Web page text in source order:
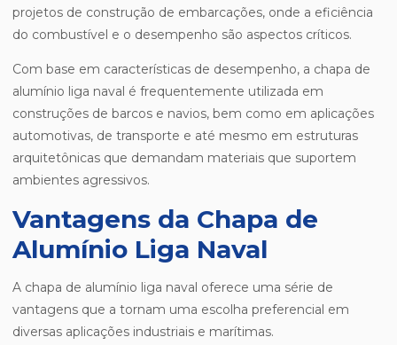
projetos de construção de embarcações, onde a eficiência
do combustível e o desempenho são aspectos críticos.
Com base em características de desempenho, a chapa de
alumínio liga naval é frequentemente utilizada em
construções de barcos e navios, bem como em aplicações
automotivas, de transporte e até mesmo em estruturas
arquitetônicas que demandam materiais que suportem
ambientes agressivos.
Vantagens da Chapa de
Alumínio Liga Naval
A chapa de alumínio liga naval oferece uma série de
vantagens que a tornam uma escolha preferencial em
diversas aplicações industriais e marítimas.